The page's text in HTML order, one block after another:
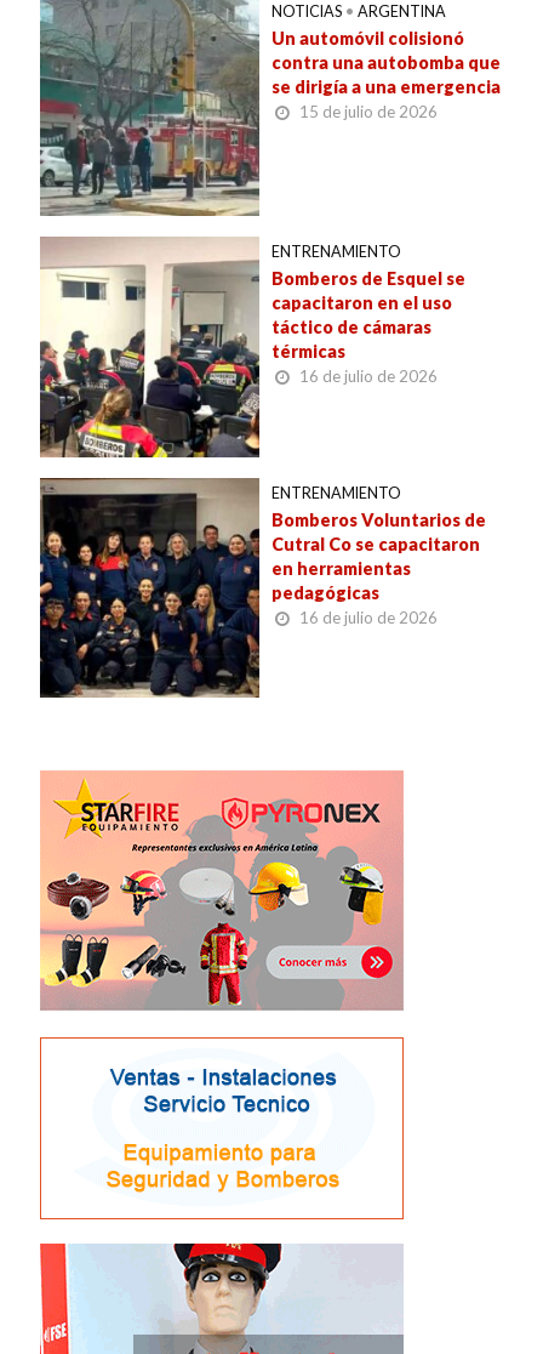
NOTICIAS • ARGENTINA
Un automóvil colisionó
contra una autobomba que
se dirigía a una emergencia
15 de julio de 2026
ENTRENAMIENTO
Bomberos de Esquel se
capacitaron en el uso
táctico de cámaras
térmicas
16 de julio de 2026
ENTRENAMIENTO
Bomberos Voluntarios de
Cutral Co se capacitaron
en herramientas
pedagógicas
16 de julio de 2026